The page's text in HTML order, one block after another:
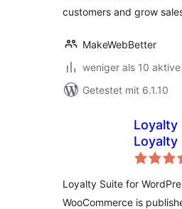
customers and grow
MakeWebBetter
weniger als 10
Getestet mit 6.1.10
Loyalty
Loyalty
Points
Loyalty Suite for
WooCommerce is